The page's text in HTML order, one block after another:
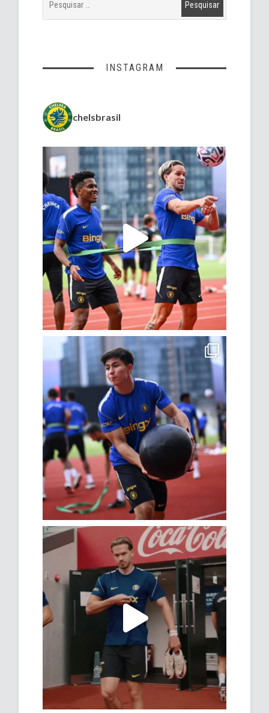
INSTAGRAM
chelsbrasil